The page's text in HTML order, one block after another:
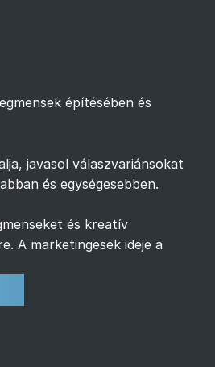
építésében és
javasol válaszvariánsokat
és egységesebben.
és kreatív
A marketingesek ideje a